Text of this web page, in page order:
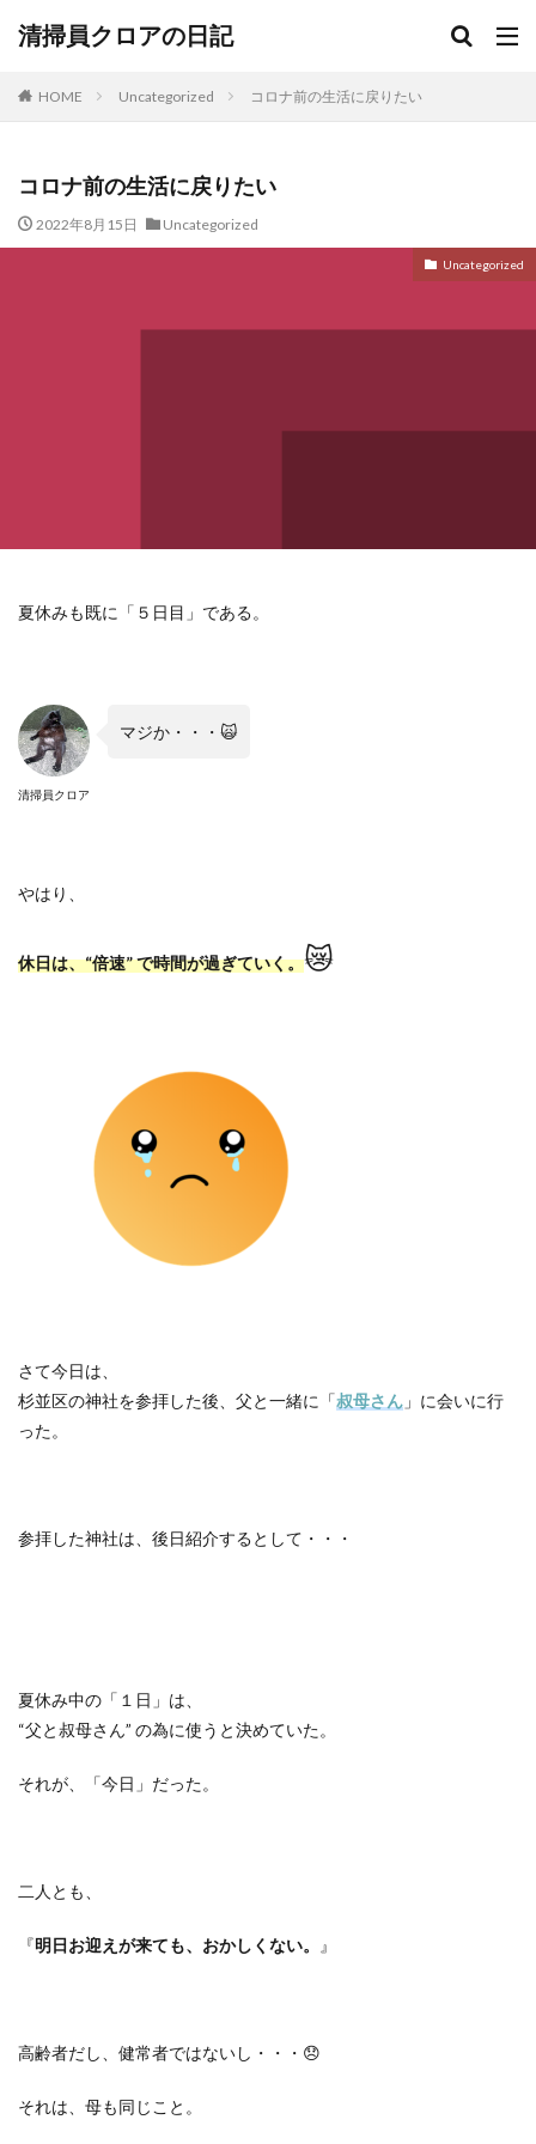
清掃員クロアの日記
HOME Uncategorized コロナ前の生活に戻りたい
コロナ前の生活に戻りたい
2022年8月15日 Uncategorized
Uncategorized
夏休みも既に「５日目」である。
清掃員クロア
マジか・・・ 🙀
やはり、
休日は、“倍速”で時間が過ぎていく。😿
さて今日は、
杉並区の神社を参拝した後、父と一緒に「叔母さん 」に会いに行
った。
参拝した神社は、後日紹介するとして・・・
夏休み中の「１日」は、
“父と叔母さん” の為に使うと決めていた。
それが、「今日」だった。
二人とも、
『明日お迎えが来ても、おかしくない。 』
高齢者だし、健常者ではないし・・・ 😞
それは、母も同じこと。